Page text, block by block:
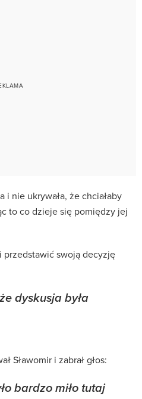
i nie ukrywała, że chciałaby
to co dzieje się pomiędzy jej
swoją decyzję
dyskusja była
Sławomir i zabrał głos:
bardzo miło tutaj